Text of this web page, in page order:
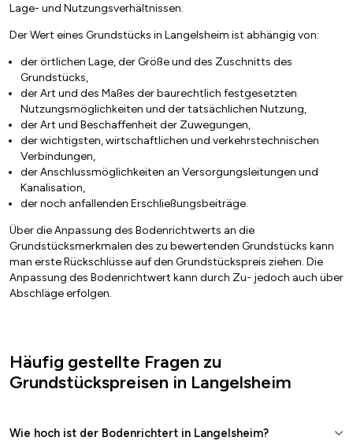
Lage- und Nutzungsverhältnissen.
Der Wert eines Grundstücks in Langelsheim ist abhängig von:
der örtlichen Lage, der Größe und des Zuschnitts des
Grundstücks,
der Art und des Maßes der baurechtlich festgesetzten
Nutzungsmöglichkeiten und der tatsächlichen Nutzung,
der Art und Beschaffenheit der Zuwegungen,
der wichtigsten, wirtschaftlichen und verkehrstechnischen
Verbindungen,
der Anschlussmöglichkeiten an Versorgungsleitungen und
Kanalisation,
der noch anfallenden Erschließungsbeiträge.
Über die Anpassung des Bodenrichtwerts an die
Grundstücksmerkmalen des zu bewertenden Grundstücks kann
man erste Rückschlüsse auf den Grundstückspreis ziehen. Die
Anpassung des Bodenrichtwert kann durch Zu- jedoch auch über
Abschläge erfolgen.
Häufig gestellte Fragen zu
Grundstückspreisen in Langelsheim
Wie hoch ist der Bodenrichtert in Langelsheim?